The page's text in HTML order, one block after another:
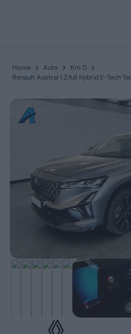
Home Auto
Km 0
Renault Austral 1.2 full hybrid E-Tech